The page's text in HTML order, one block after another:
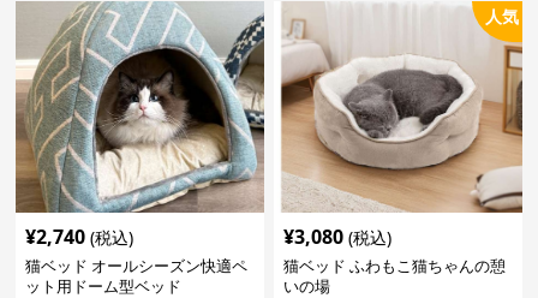
¥2,740 (税込)
猫ベッド オールシーズン快適ペ
ット用ドーム型ベッド
人気
¥3,080 (税込)
猫ベッド ふわもこ猫ちゃんの憩
いの場